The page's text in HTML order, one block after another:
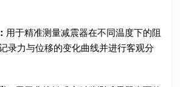
用于精准测量减震器在不同温度下的阻
录力与位移的变化曲线并进行客观分